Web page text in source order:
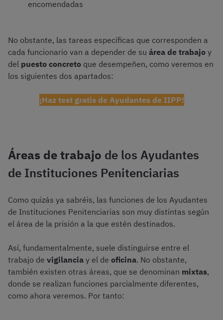
encomendadas
No obstante, las tareas específicas que corresponden a
cada funcionario van a depender de su área de trabajo y
del puesto concreto que desempeñen, como veremos en
los siguientes dos apartados:
¡Haz test gratis de Ayudantes de IIPP!
Áreas de trabajo de los Ayudantes
de Instituciones Penitenciarias
Como quizás ya sabréis, las funciones de los Ayudantes
de Instituciones Penitenciarias son muy distintas según
el área de la prisión a la que estén destinados.
Así, fundamentalmente, suele distinguirse entre el
trabajo de vigilancia y el de oficina. No obstante,
también existen otras áreas, que se denominan mixtas,
donde se realizan funciones parcialmente diferentes,
como ahora veremos. Por tanto: